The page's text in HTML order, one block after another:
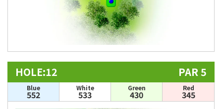
HOLE:12 PAR 5
Blue
552
White
533
Green
430
Red
345